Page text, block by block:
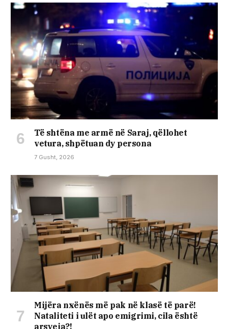
Të shtëna me armë në Saraj, qëllohet
vetura, shpëtuan dy persona
7 Gusht, 2026
Mijëra nxënës më pak në klasë të parë!
Nataliteti i ulët apo emigrimi, cila është
arsyeja?!